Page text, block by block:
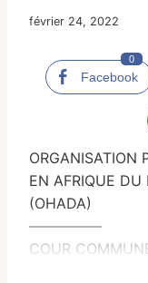
février 24, 2022
Facebook
0
ORGANISATION
EN AFRIQUE DU
(OHADA)
—————
COUR